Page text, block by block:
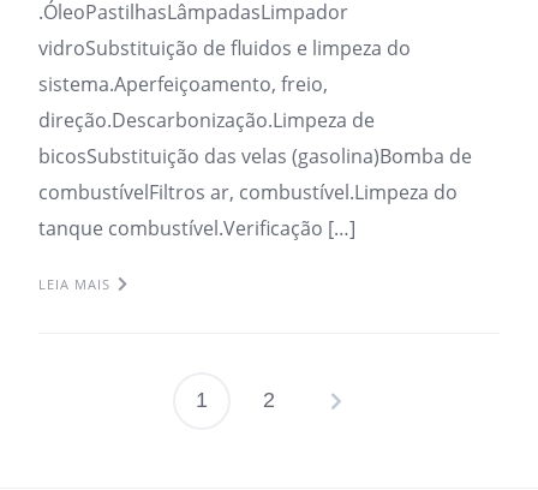
.ÓleoPastilhasLâmpadasLimpador
vidroSubstituição de fluidos e limpeza do
sistema.Aperfeiçoamento, freio,
direção.Descarbonização.Limpeza de
bicosSubstituição das velas (gasolina)Bomba de
combustívelFiltros ar, combustível.Limpeza do
tanque combustível.Verificação […]
LEIA MAIS
Paginação
1 2